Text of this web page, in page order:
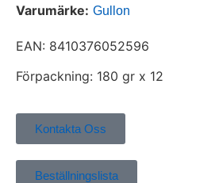
Varumärke: Gullon
EAN: 8410376052596
Förpackning: 180 gr x 12
Kontakta Oss
Beställningslista